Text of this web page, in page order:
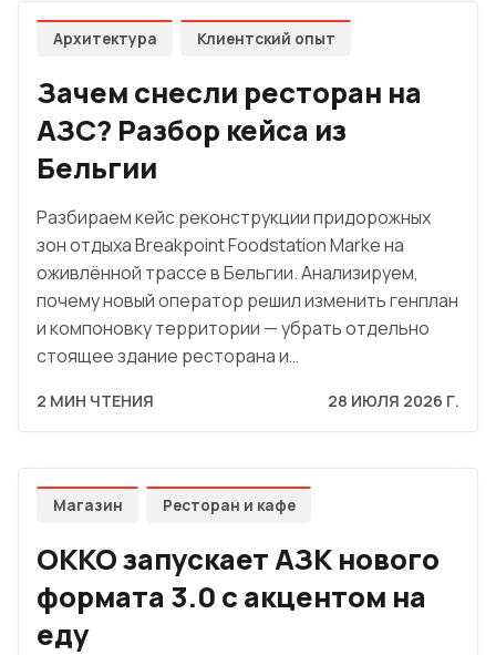
Архитектура Клиентский опыт
Зачем снесли ресторан на
АЗС? Разбор кейса из
Бельгии
Разбираем кейс реконструкции придорожных
зон отдыха Breakpoint Foodstation Marke на
оживлённой трассе в Бельгии. Анализируем,
почему новый оператор решил изменить генплан
и компоновку территории — убрать отдельно
стоящее здание ресторана и…
2 МИН ЧТЕНИЯ 28 ИЮЛЯ 2026 Г.
Магазин Ресторан и кафе
OKKO запускает АЗК нового
формата 3.0 с акцентом на
еду